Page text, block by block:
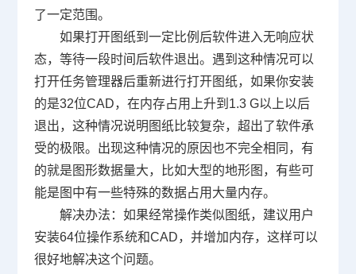
了一定范围。
如果打开图纸到一定比例后软件进入无响应状
态，等待一段时间后软件退出。遇到这种情况可以
打开任务管理器后重新进行打开图纸，如果你安装
的是32位CAD，在内存占用上升到 1.3 G以上以后
退出，这种情况说明图纸比较复杂，超出了软件承
受的极限。出现这种情况的原因也不完全相同，有
的就是图形数据量大，比如大型的地形图，有些可
能是图中有一些特殊的数据占用大量内存。
解决办法：如果经常操作类似图纸，建议用户
安装64位操作系统和CAD，并增加内存，这样可以
很好地解决这个问题。